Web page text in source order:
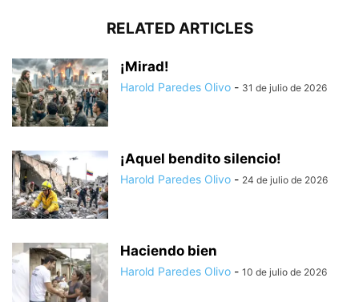
RELATED ARTICLES
¡Mirad!
Harold Paredes Olivo - 31 de julio de 2026
¡Aquel bendito silencio!
Harold Paredes Olivo - 24 de julio de 2026
Haciendo bien
Harold Paredes Olivo - 10 de julio de 2026